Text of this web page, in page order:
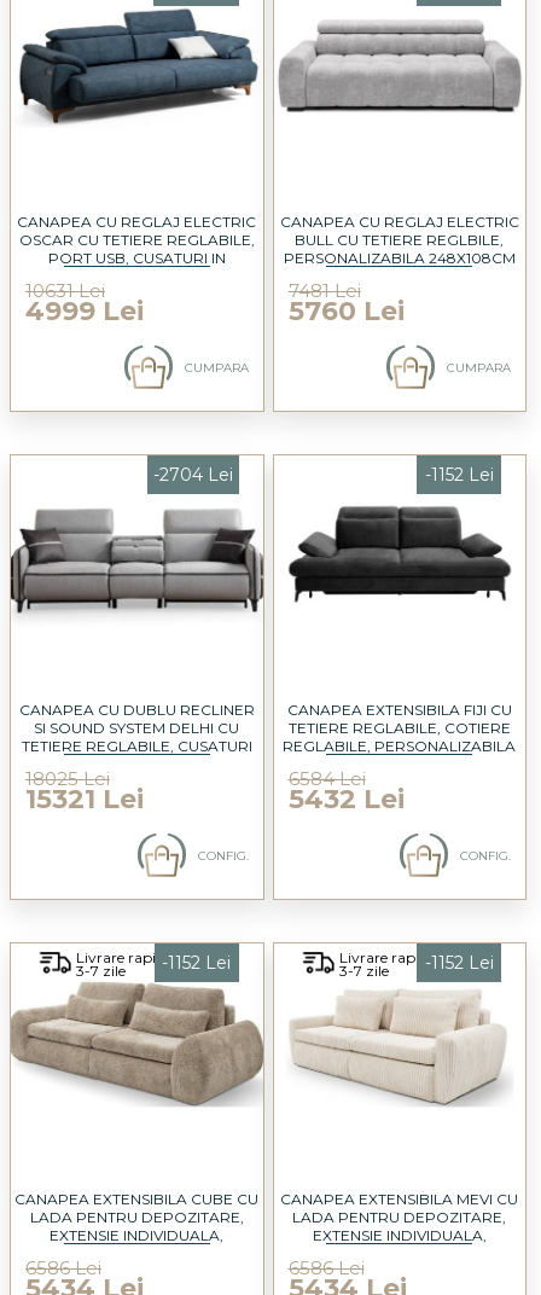
CANAPEA CU REGLAJ ELECTRIC
OSCAR CU TETIERE REGLABILE,
PORT USB, CUSATURI IN
10631 Lei
4999 Lei
CUMPARA
CANAPEA CU REGLAJ ELECTRIC
BULL CU TETIERE REGLBILE,
PERSONALIZABILA 248X108CM
7481 Lei
5760 Lei
CUMPARA
-2704 Lei
CANAPEA CU DUBLU RECLINER
SI SOUND SYSTEM DELHI CU
TETIERE REGLABILE, CUSATURI
PERSONALIZABILA 240X95CM
18025 Lei
15321 Lei
CONFIG.
-1152 Lei
CANAPEA EXTENSIBILA FIJI CU
TETIERE REGLABILE, COTIERE
REGLABILE, PERSONALIZABILA
6584 Lei
5432 Lei
CONFIG.
Livrare rapida
3-7 zile -1152 Lei
CANAPEA EXTENSIBILA CUBE CU
LADA PENTRU DEPOZITARE,
EXTENSIE INDIVIDUALA,
6586 Lei
5434 Lei
Livrare rapida
3-7 zile -1152 Lei
CANAPEA EXTENSIBILA MEVI CU
LADA PENTRU DEPOZITARE,
EXTENSIE INDIVIDUALA,
6586 Lei
5434 Lei